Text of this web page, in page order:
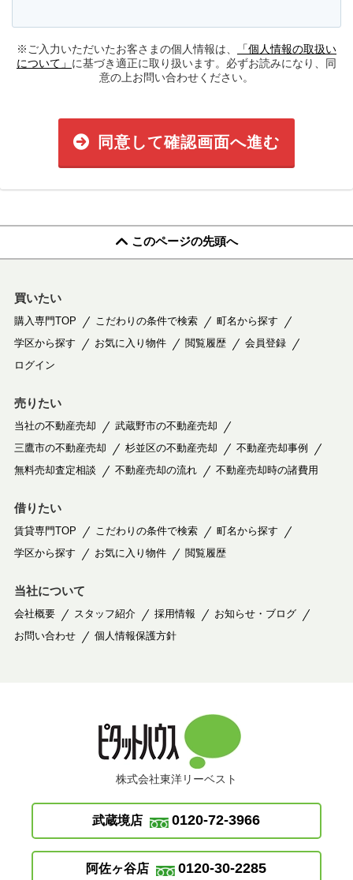
※ご入力いただいたお客さまの個人情報は、
「個人情報の取扱い
について」 に基づき適正に取り扱います。必ずお読みになり、同
意の上お問い合わせください。
同意して確認画面へ進む
このページの先頭へ
買いたい
購入専門TOP こだわりの条件で検索
町名から探す
学区から探す
お気に入り物件 閲覧履歴
会員登録
ログイン
売りたい
当社の不動産売却
武蔵野市の不動産売却
三鷹市の不動産売却
杉並区の不動産売却
不動産売却事例
無料売却査定相談
不動産売却の流れ 不動産売却時の諸費用
借りたい
賃貸専門TOP こだわりの条件で検索
町名から探す
学区から探す
お気に入り物件 閲覧履歴
当社について
会社概要 スタッフ紹介 採用情報
お知らせ・ブログ
お問い合わせ
個人情報保護方針
株式会社東洋リーベスト
武蔵境店 0120-72-3966
阿佐ヶ谷店 0120-30-2285